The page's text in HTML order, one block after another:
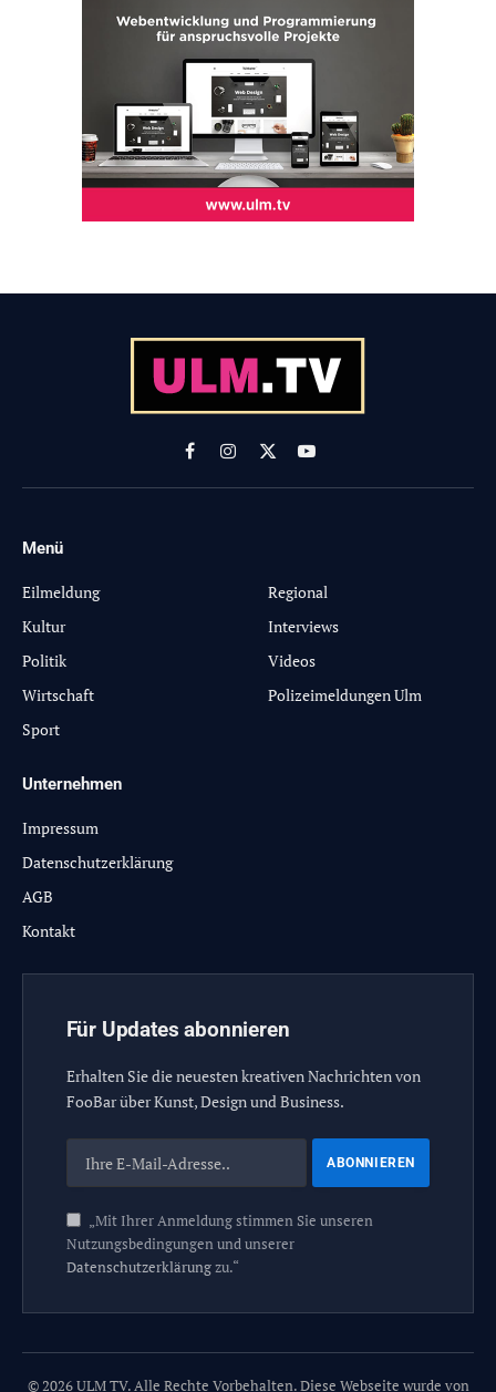
FacebookInstagram
X
(Twitter)
YouTube
Menü
Eilmeldung
Kultur
Politik
Wirtschaft
Sport
Regional
Interviews
Videos
Polizeimeldungen Ulm
Unternehmen
Impressum
Datenschutzerklärung
AGB
Kontakt
Für Updates abonnieren
Erhalten Sie die neuesten kreativen Nachrichten von
FooBar über Kunst, Design und Business.
„Mit Ihrer Anmeldung stimmen Sie unseren
Nutzungsbedingungen und unserer
Datenschutzerklärungzu.“
© 2026 ULM TV. Alle Rechte Vorbehalten. Diese Webseite wurde von